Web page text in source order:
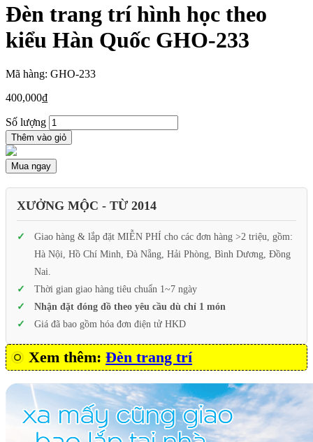
Đèn trang trí hình học theo
kiểu Hàn Quốc GHO-233
Mã hàng: GHO-233
400,000₫
Số lượng
Thêm vào giỏ
Mua ngay
XƯỞNG MỘC - TỪ 2014
Giao hàng & lắp đặt MIỄN PHÍ cho các đơn hàng >2 triệu, gồm:
Hà Nội, Hồ Chí Minh, Đà Nẵng, Hải Phòng, Bình Dương, Đồng
Nai.
Thời gian giao hàng tiêu chuẩn 1~7 ngày
Nhận đặt đóng đồ theo yêu cầu dù chỉ 1 món
Giá đã bao gồm hóa đơn điện tử HKD
Xem thêm: Đèn trang trí